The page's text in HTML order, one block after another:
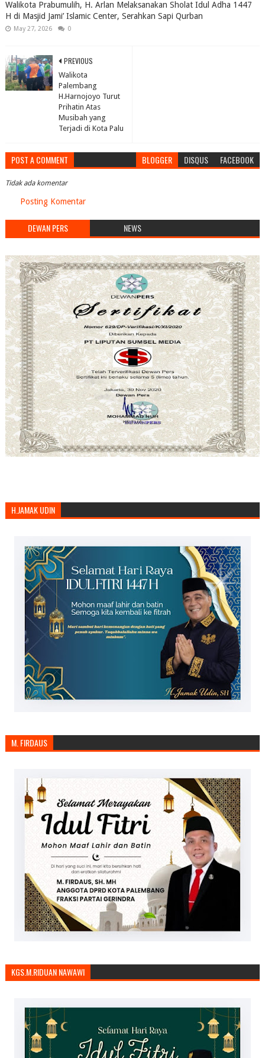
Walikota Prabumulih, H. Arlan Melaksanakan Sholat Idul Adha 1447
H di Masjid Jami’ Islamic Center, Serahkan Sapi Qurban
May 27, 2026 0
PREVIOUS
Walikota
Palembang
H.Harnojoyo Turut
Prihatin Atas
Musibah yang
Terjadi di Kota Palu
POST A COMMENT BLOGGER DISQUS FACEBOOK
Tidak ada komentar
Posting Komentar
DEWAN PERS NEWS
H.JAMAK UDIN
M. FIRDAUS
KGS.M.RIDUAN NAWAWI